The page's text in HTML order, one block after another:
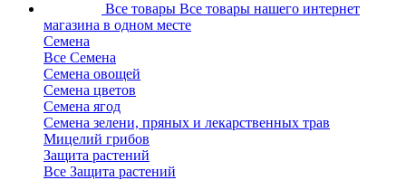
Все товары Все товары нашего интернет
магазина в одном месте
Семена
Все Семена
Семена овощей
Семена цветов
Семена ягод
Семена зелени, пряных и лекарственных трав
Мицелий грибов
Защита растений
Все Защита растений